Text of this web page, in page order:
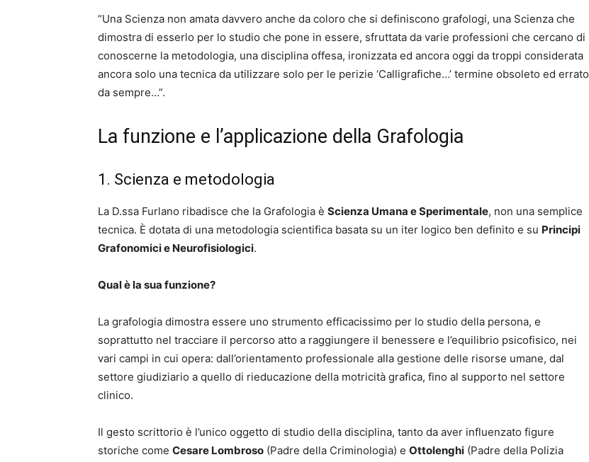
“Una Scienza non amata davvero anche da coloro che si definiscono grafologi, una Scienza che
dimostra di esserlo per lo studio che pone in essere, sfruttata da varie professioni che cercano di
conoscerne la metodologia, una disciplina offesa, ironizzata ed ancora oggi da troppi considerata
ancora solo una tecnica da utilizzare solo per le perizie ‘Calligrafiche…’ termine obsoleto ed errato
da sempre…”.
La funzione e l’applicazione della Grafologia
1. Scienza e metodologia
La D.ssa Furlano ribadisce che la Grafologia è Scienza Umana e Sperimentale, non una semplice
tecnica. È dotata di una metodologia scientifica basata su un iter logico ben definito e su Principi
Grafonomici e Neurofisiologici.
Qual è la sua funzione?
La grafologia dimostra essere uno strumento efficacissimo per lo studio della persona, e
soprattutto nel tracciare il percorso atto a raggiungere il benessere e l’equilibrio psicofisico, nei
vari campi in cui opera: dall’orientamento professionale alla gestione delle risorse umane, dal
settore giudiziario a quello di rieducazione della motricità grafica, fino al supporto nel settore
clinico.
Il gesto scrittorio è l’unico oggetto di studio della disciplina, tanto da aver influenzato figure
storiche come Cesare Lombroso (Padre della Criminologia) e Ottolenghi (Padre della Polizia